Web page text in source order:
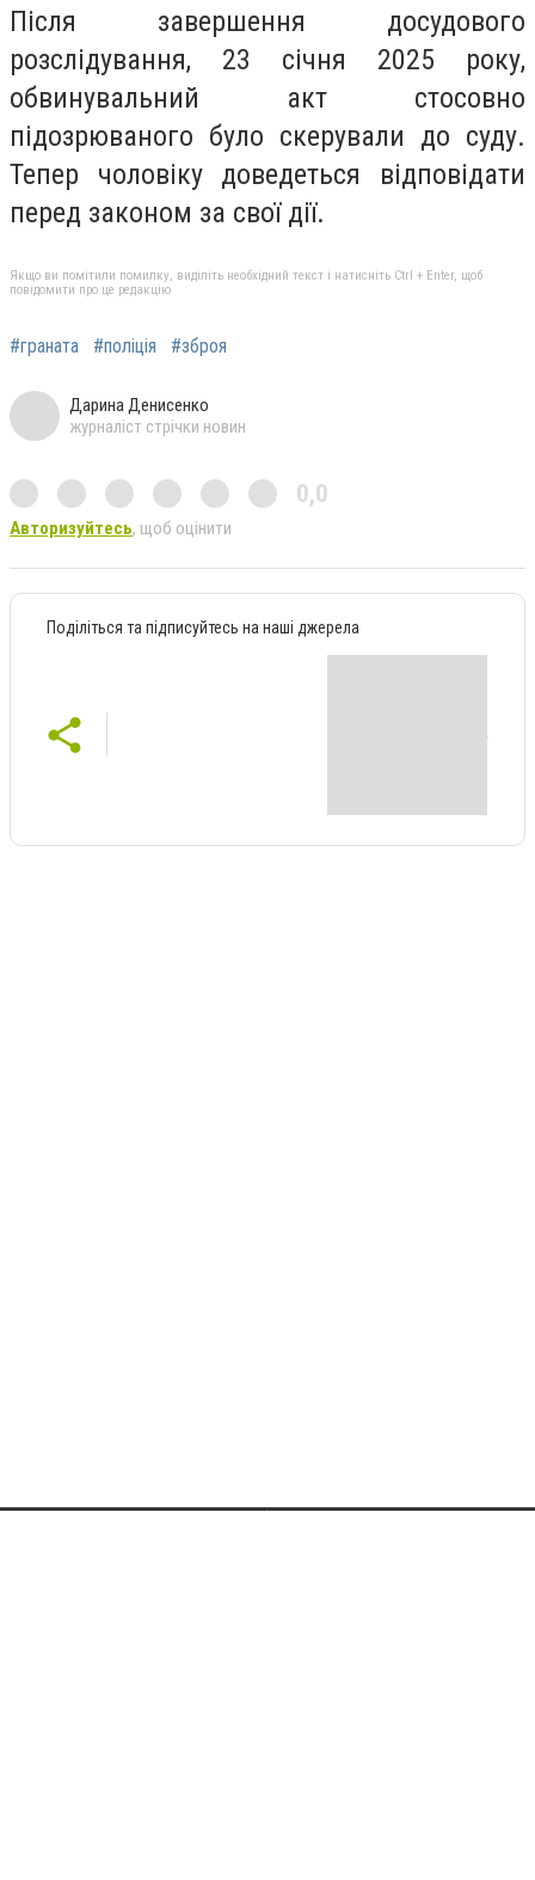
Після завершення досудового
розслідування, 23 січня 2025 року,
обвинувальний акт стосовно
підозрюваного було скерували до суду.
Тепер чоловіку доведеться відповідати
перед законом за свої дії.
Якщо ви помітили помилку, виділіть необхідний текст і натисніть Ctrl + Enter, щоб
повідомити про це редакцію
#граната #поліція #зброя
Дарина Денисенко
журналіст стрічки новин
0,0
Авторизуйтесь, щоб оцінити
Поділіться та підписуйтесь на наші джерела